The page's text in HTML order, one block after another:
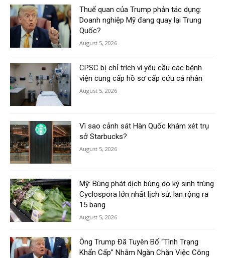
Thuế quan của Trump phản tác dụng:
Doanh nghiệp Mỹ đang quay lại Trung
Quốc?
August 5, 2026
CPSC bị chỉ trích vì yêu cầu các bệnh
viện cung cấp hồ sơ cấp cứu cá nhân
August 5, 2026
Vì sao cảnh sát Hàn Quốc khám xét trụ
sở Starbucks?
August 5, 2026
Mỹ: Bùng phát dịch bùng do ký sinh trùng
Cyclospora lớn nhất lịch sử, lan rộng ra
15 bang
August 5, 2026
Ông Trump Đã Tuyên Bố “Tình Trạng
Khẩn Cấp” Nhằm Ngăn Chặn Việc Công